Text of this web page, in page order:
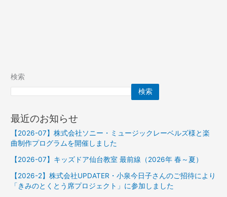
検索
検索
最近のお知らせ
【2026-07】株式会社ソニー・ミュージックレーベルズ様と楽
曲制作プログラムを開催しました
【2026-07】キッズドア仙台教室 最前線（2026年 春～夏）
【2026-2】株式会社UPDATER・小泉今日子さんのご招待により
「きみのとくとう席プロジェクト」に参加しました